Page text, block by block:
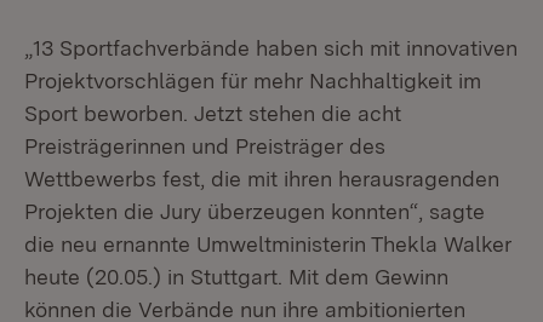
„13 Sportfachverbände haben sich mit innovativen
Projektvorschlägen für mehr Nachhaltigkeit im
Sport beworben. Jetzt stehen die acht
Preisträgerinnen und Preisträger des
Wettbewerbs fest, die mit ihren herausragenden
Projekten die Jury überzeugen konnten“, sagte
die neu ernannte Umweltministerin Thekla Walker
heute (20.05.) in Stuttgart. Mit dem Gewinn
können die Verbände nun ihre ambitionierten